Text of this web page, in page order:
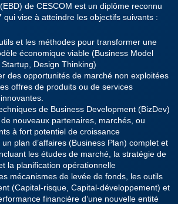
de CESCOM est un diplôme reconnu
qui vise à atteindre les objectifs suivants :
et les méthodes pour transformer une
économique viable (Business Model
Design Thinking)
des opportunités de marché non exploitées
offres de produits ou de services
de Business Development (BizDev)
nouveaux partenaires, marchés, ou
à fort potentiel de croissance
plan d’affaires (Business Plan) complet et
les études de marché, la stratégie de
la planification opérationnelle
mécanismes de levée de fonds, les outils
(Capital-risque, Capital-développement) et
financière d’une nouvelle entité